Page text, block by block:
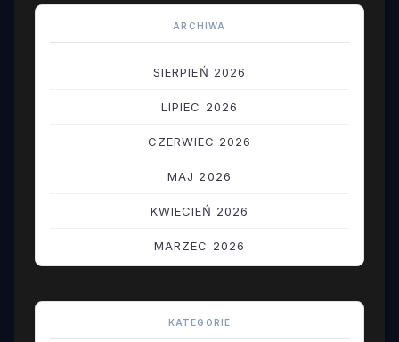
ARCHIWA
SIERPIEŃ 2026
LIPIEC 2026
CZERWIEC 2026
MAJ 2026
KWIECIEŃ 2026
MARZEC 2026
KATEGORIE